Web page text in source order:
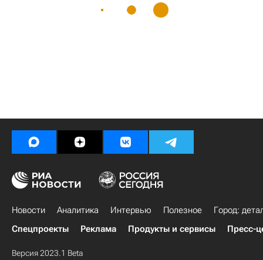
Новости Аналитика Интервью Полезное
Город:
Спецпроекты
Реклама Продукты и сервисы Пресс-
Версия 2023.1 Beta